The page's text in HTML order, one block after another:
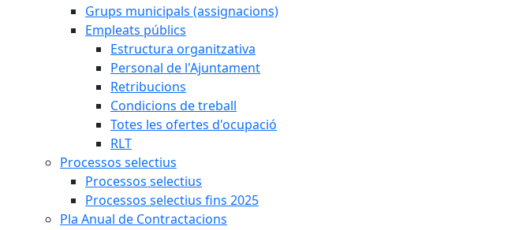
Grups municipals (assignacions)
Empleats públics
Estructura organitzativa
Personal de l'Ajuntament
Retribucions
Condicions de treball
Totes les ofertes d'ocupació
RLT
Processos selectius
Processos selectius
Processos selectius fins 2025
Pla Anual de Contractacions